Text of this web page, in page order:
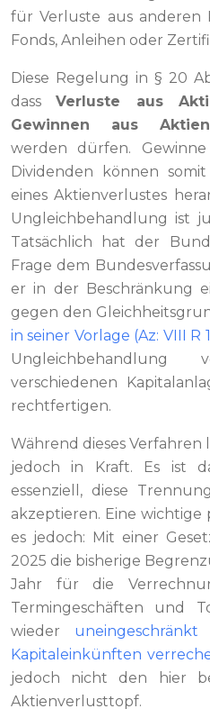
für Verluste aus anderen
Fonds, Anleihen oder
Diese Regelung in § 20
dassVerluste aus
Gewinnen aus
werden dürfen.
Dividenden können
eines Aktienverlustes
Ungleichbehandlung ist
Tatsächlich hat der
Frage dem
er in der Beschränkung
gegen den
in seiner Vorlage (Az: VIII R
verschiedenen
rechtfertigen.
Während dieses
jedoch in Kraft. Es ist
essenziell, diese
akzeptieren. Eine
es jedoch: Mit einer
2025 die bisherige
Jahr für die
Termingeschäften und
wieder
Kapitaleinkünften
jedoch nicht den hier
Aktienverlusttopf.